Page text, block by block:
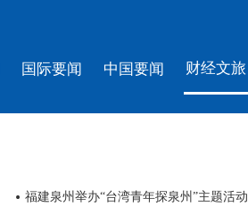
国际要闻 中国要闻 财经文旅
福建泉州举办“台湾青年探泉州”主题活动